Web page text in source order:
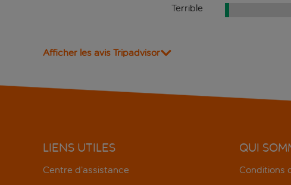
Terrible
Afficher les avis Tripadvisor
LIENS UTILES
Centre d’assistance
QUI
Conditions